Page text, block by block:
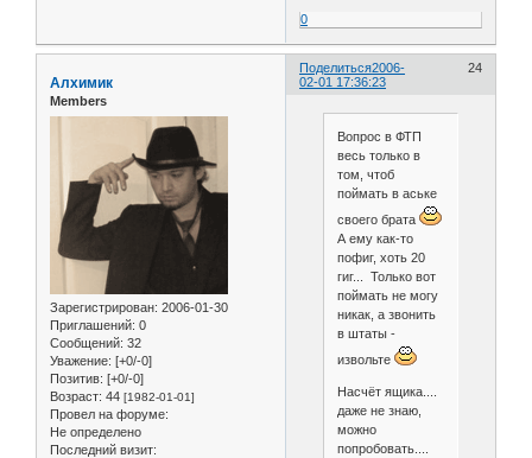
0
Поделиться 24
2006-
02-01 17:36:23
Алхимик
Members
Зарегистрирован: 2006-01-30
Приглашений: 0
Сообщений: 32
Уважение: [+0/-0]
Позитив: [+0/-0]
Возраст: 44 [1982-01-01]
Провел на форуме:
Не определено
Последний визит:
Вопрос в ФТП
весь только в
том, чтоб
поймать в аське
своего брата
А ему как-то
пофиг, хоть 20
гиг... Только вот
поймать не могу
никак, а звонить
в штаты -
извольте
Насчёт ящика....
даже не знаю,
можно
попробовать....